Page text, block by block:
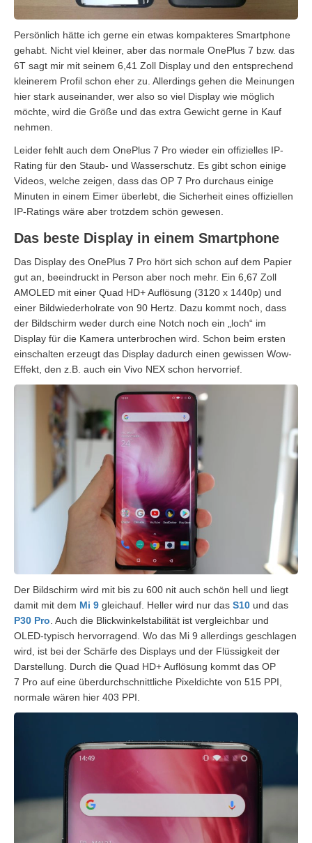
Persönlich hätte ich gerne ein etwas kompakteres Smartphone
gehabt. Nicht viel kleiner, aber das normale OnePlus 7 bzw. das
6T sagt mir mit seinem 6,41 Zoll Display und den entsprechend
kleinerem Profil schon eher zu. Allerdings gehen die Meinungen
hier stark auseinander, wer also so viel Display wie möglich
möchte, wird die Größe und das extra Gewicht gerne in Kauf
nehmen.
Leider fehlt auch dem OnePlus 7 Pro wieder ein offizielles IP-
Rating für den Staub- und Wasserschutz. Es gibt schon einige
Videos, welche zeigen, dass das OP 7 Pro durchaus einige
Minuten in einem Eimer überlebt, die Sicherheit eines offiziellen
IP-Ratings wäre aber trotzdem schön gewesen.
Das beste Display in einem Smartphone
Das Display des OnePlus 7 Pro hört sich schon auf dem Papier
gut an, beeindruckt in Person aber noch mehr. Ein 6,67 Zoll
AMOLED mit einer Quad HD+ Auflösung (3120 x 1440p) und
einer Bildwiederholrate von 90 Hertz. Dazu kommt noch, dass
der Bildschirm weder durch eine Notch noch ein „loch“ im
Display für die Kamera unterbrochen wird. Schon beim ersten
einschalten erzeugt das Display dadurch einen gewissen Wow-
Effekt, den z.B. auch ein Vivo NEX schon hervorrief.
Der Bildschirm wird mit bis zu 600 nit auch schön hell und liegt
damit mit dem Mi 9 gleichauf. Heller wird nur das S10 und das
P30 Pro . Auch die Blickwinkelstabilität ist vergleichbar und
OLED-typisch hervorragend. Wo das Mi 9 allerdings geschlagen
wird, ist bei der Schärfe des Displays und der Flüssigkeit der
Darstellung. Durch die Quad HD+ Auflösung kommt das OP
7 Pro auf eine überdurchschnittliche Pixeldichte von 515 PPI
normale wären hier 403 PPI